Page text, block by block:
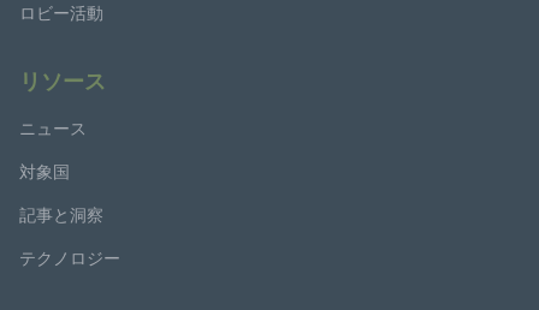
ロビー活動
リソース
ニュース
対象国
記事と洞察
テクノロジー